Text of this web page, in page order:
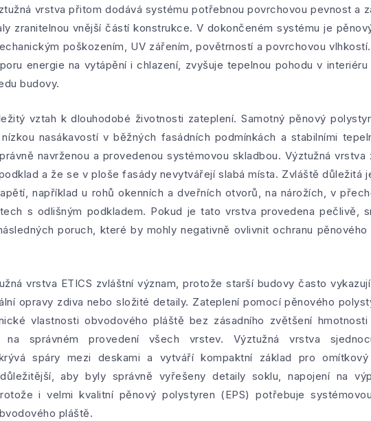
vrstva přitom dodává systému potřebnou povrchovou pevnost a
zranitelnou vnější částí konstrukce. V dokončeném systému je
poškozením, UV zářením, povětrností a povrchovou
energie na vytápění i chlazení, zvyšuje tepelnou pohodu v interiéru
budovy.
vztah k dlouhodobé životnosti zateplení. Samotný pěnový
nasákavostí v běžných fasádních podmínkách a stabilními
navrženou a provedenou systémovou skladbou. Výztužná vrstva
a že se v ploše fasády nevytvářejí slabá místa. Zvláště důležitá
například u rohů okenních a dveřních otvorů, na nárožích, v
s odlišným podkladem. Pokud je tato vrstva provedena pečlivě,
poruch, které by mohly negativně ovlivnit ochranu pěnového
vrstva ETICS zvláštní význam, protože starší budovy často
opravy zdiva nebo složité detaily. Zateplení pomocí pěnového
vlastnosti obvodového pláště bez zásadního zvětšení
na správném provedení všech vrstev. Výztužná vrstva
spáry mezi deskami a vytváří kompaktní základ pro
aby byly správně vyřešeny detaily soklu, napojení na
i velmi kvalitní pěnový polystyren (EPS) potřebuje
pláště.